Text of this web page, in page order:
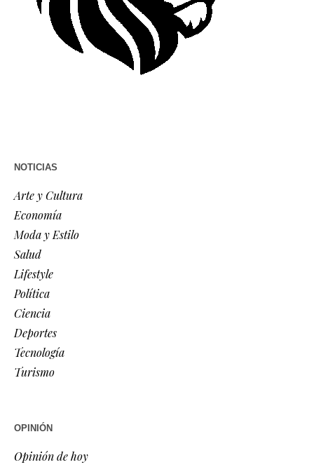
NOTICIAS
Arte y Cultura
Economía
Moda y Estilo
Salud
Lifestyle
Política
Ciencia
Deportes
Tecnología
Turismo
OPINIÓN
Opinión de hoy